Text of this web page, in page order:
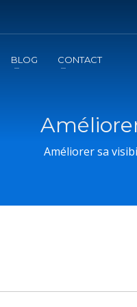
BLOG CONTACT
Améliorer sa